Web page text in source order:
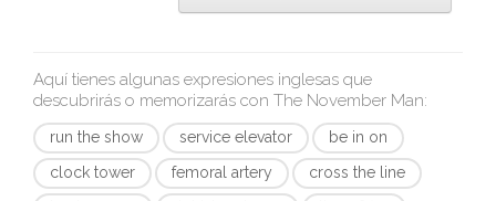
Aquí tienes algunas expresiones inglesas que
descubrirás o memorizarás con The November Man:
run the show service elevator
be in on
clock tower
femoral artery
cross the line